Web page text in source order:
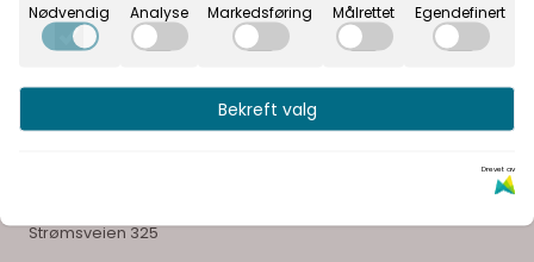
Selskapsinformasjon
Strømsveien 325
Nødvendig Analyse Markedsføring Målrettet Egendefinert
Bekreft valg
Drevet av